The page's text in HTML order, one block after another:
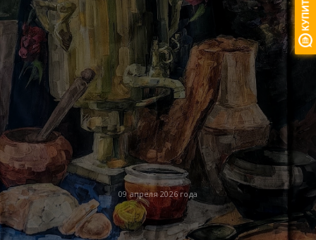
09 апреля 2026 года